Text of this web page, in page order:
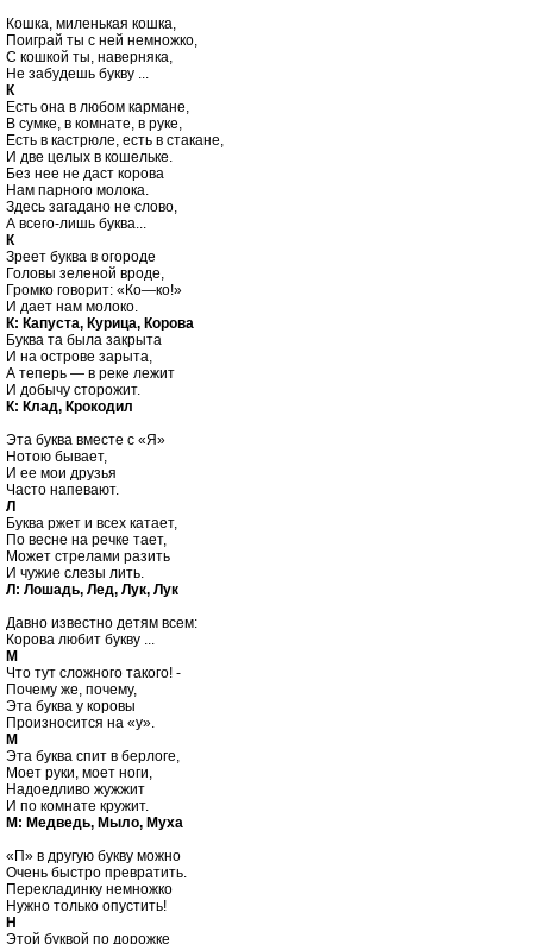
Кошка, миленькая кошка,
Поиграй ты с ней немножко,
С кошкой ты, наверняка,
К
Есть она в любом кармане,
В сумке, в комнате, в руке,
Есть в кастрюле, есть в стакане,
И две целых в кошельке.
Без нее не даст корова
Нам парного молока.
Здесь загадано не слово,
К
Зреет буква в огороде
Головы зеленой вроде,
Громко говорит: «Ко—ко!»
К: Капуста, Курица, Корова
Буква та была закрыта
И на острове зарыта,
А теперь — в реке лежит
К: Клад, Крокодил
Эта буква вместе с «Я»
Нотою бывает,
И ее мои друзья
Л
Буква ржет и всех катает,
По весне на речке тает,
Может стрелами разить
Л: Лошадь, Лед, Лук, Лук
Давно известно детям всем:
М
Что тут сложного такого! -
Почему же, почему,
Эта буква у коровы
М
Эта буква спит в берлоге,
Моет руки, моет ноги,
Надоедливо жужжит
М: Медведь, Мыло, Муха
«П» в другую букву можно
Очень быстро превратить.
Перекладинку немножко
Н
Этой буквой по дорожке